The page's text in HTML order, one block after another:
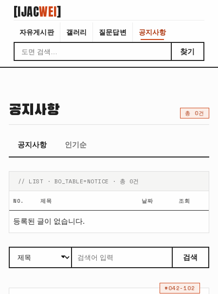
[IJACWEI]
자유게시판 갤러리 질문답변 공지사항
찾기
공지사항 총 0건
공지사항 인기순
// LIST · BO_TABLE=NOTICE · 총 0건
NO. 제목 날짜 조회
등록된 글이 없습니다.
검색
#042-102